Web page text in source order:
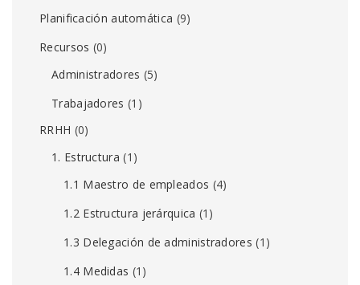
Planificación automática (9)
Recursos (0)
Administradores (5)
Trabajadores (1)
RRHH (0)
1. Estructura (1)
1.1 Maestro de empleados (4)
1.2 Estructura jerárquica (1)
1.3 Delegación de administradores (1)
1.4 Medidas (1)